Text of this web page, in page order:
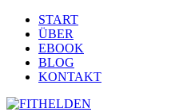
START
ÜBER
EBOOK
BLOG
KONTAKT